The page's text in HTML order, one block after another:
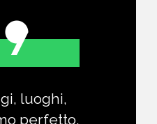
luoghi,
perfetto,